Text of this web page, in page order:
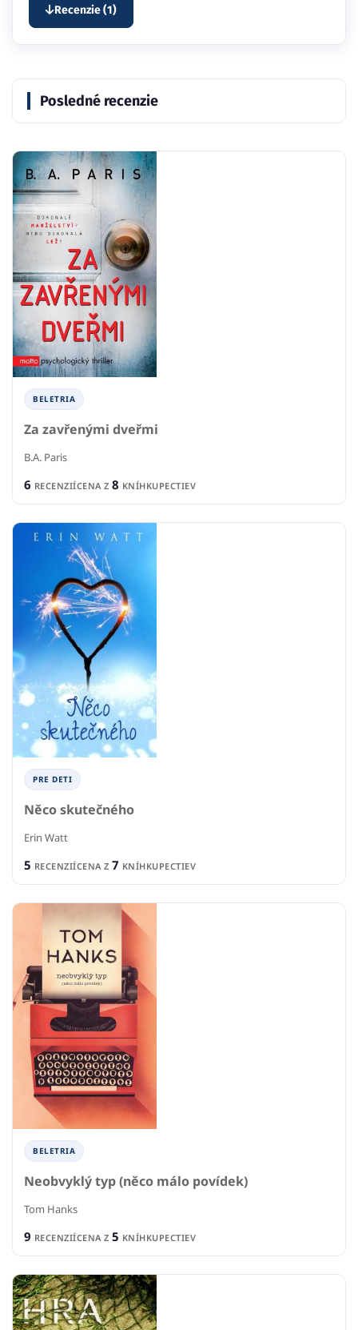
Recenzie (1)
Posledné recenzie
BELETRIA
Za zavřenými dveřmi
B.A. Paris
6 RECENZIÍCENA Z 8 KNÍHKUPECTIEV
PRE DETI
Něco skutečného
Erin Watt
5 RECENZIÍCENA Z 7 KNÍHKUPECTIEV
BELETRIA
Neobvyklý typ (něco málo povídek)
Tom Hanks
9 RECENZIÍCENA Z 5 KNÍHKUPECTIEV